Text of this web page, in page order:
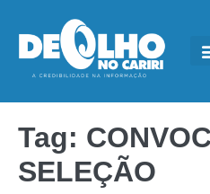
Tag:
SELEÇÃO